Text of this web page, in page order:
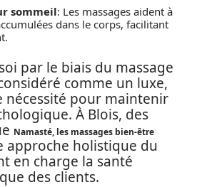
sommeil: Les massages aident à
dans le corps, facilitant
par le biais du massage
comme un luxe,
nécessité pour maintenir
À Blois, des
Namasté, les massages bien-être
approche holistique du
en charge la santé
des clients.